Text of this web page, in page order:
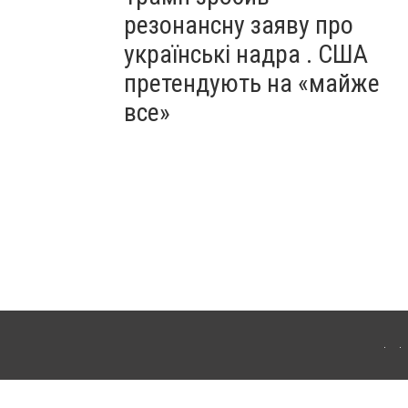
резонансну заяву про
українські надра . США
претендують на «майже
все»